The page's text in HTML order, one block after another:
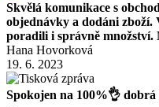
Skvělá komunikace s
objednávky a dodáni zboží.
poradili i správně množství.
Hana Hovorková
19. 6. 2023
Spokojen na 100%👌